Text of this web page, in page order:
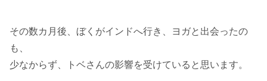
その数カ月後、ぼくがインドへ行き、ヨガと出会ったの
も、
少なからず、トベさんの影響を受けていると思います。